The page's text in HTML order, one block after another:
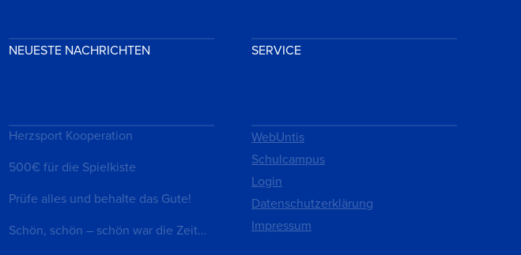
NEUESTE NACHRICHTEN
Herzsport Kooperation
500€ für die Spielkiste
Prüfe alles und behalte das Gute!
Schön, schön – schön war die Zeit…
SERVICE
WebUntis
Schulcampus
Login
Datenschutzerklärung
Impressum